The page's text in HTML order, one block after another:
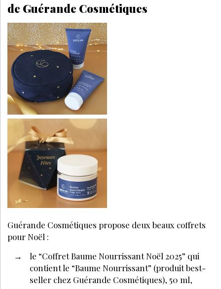
de Guérande Cosmétiques
Guérande Cosmétiques propose deux beaux coffrets
pour Noël :
le “Coffret Baume Nourrissant Noël 2025” qui
contient le “Baume Nourrissant” (produit best-
seller chez Guérande Cosmétiques), 50 ml,